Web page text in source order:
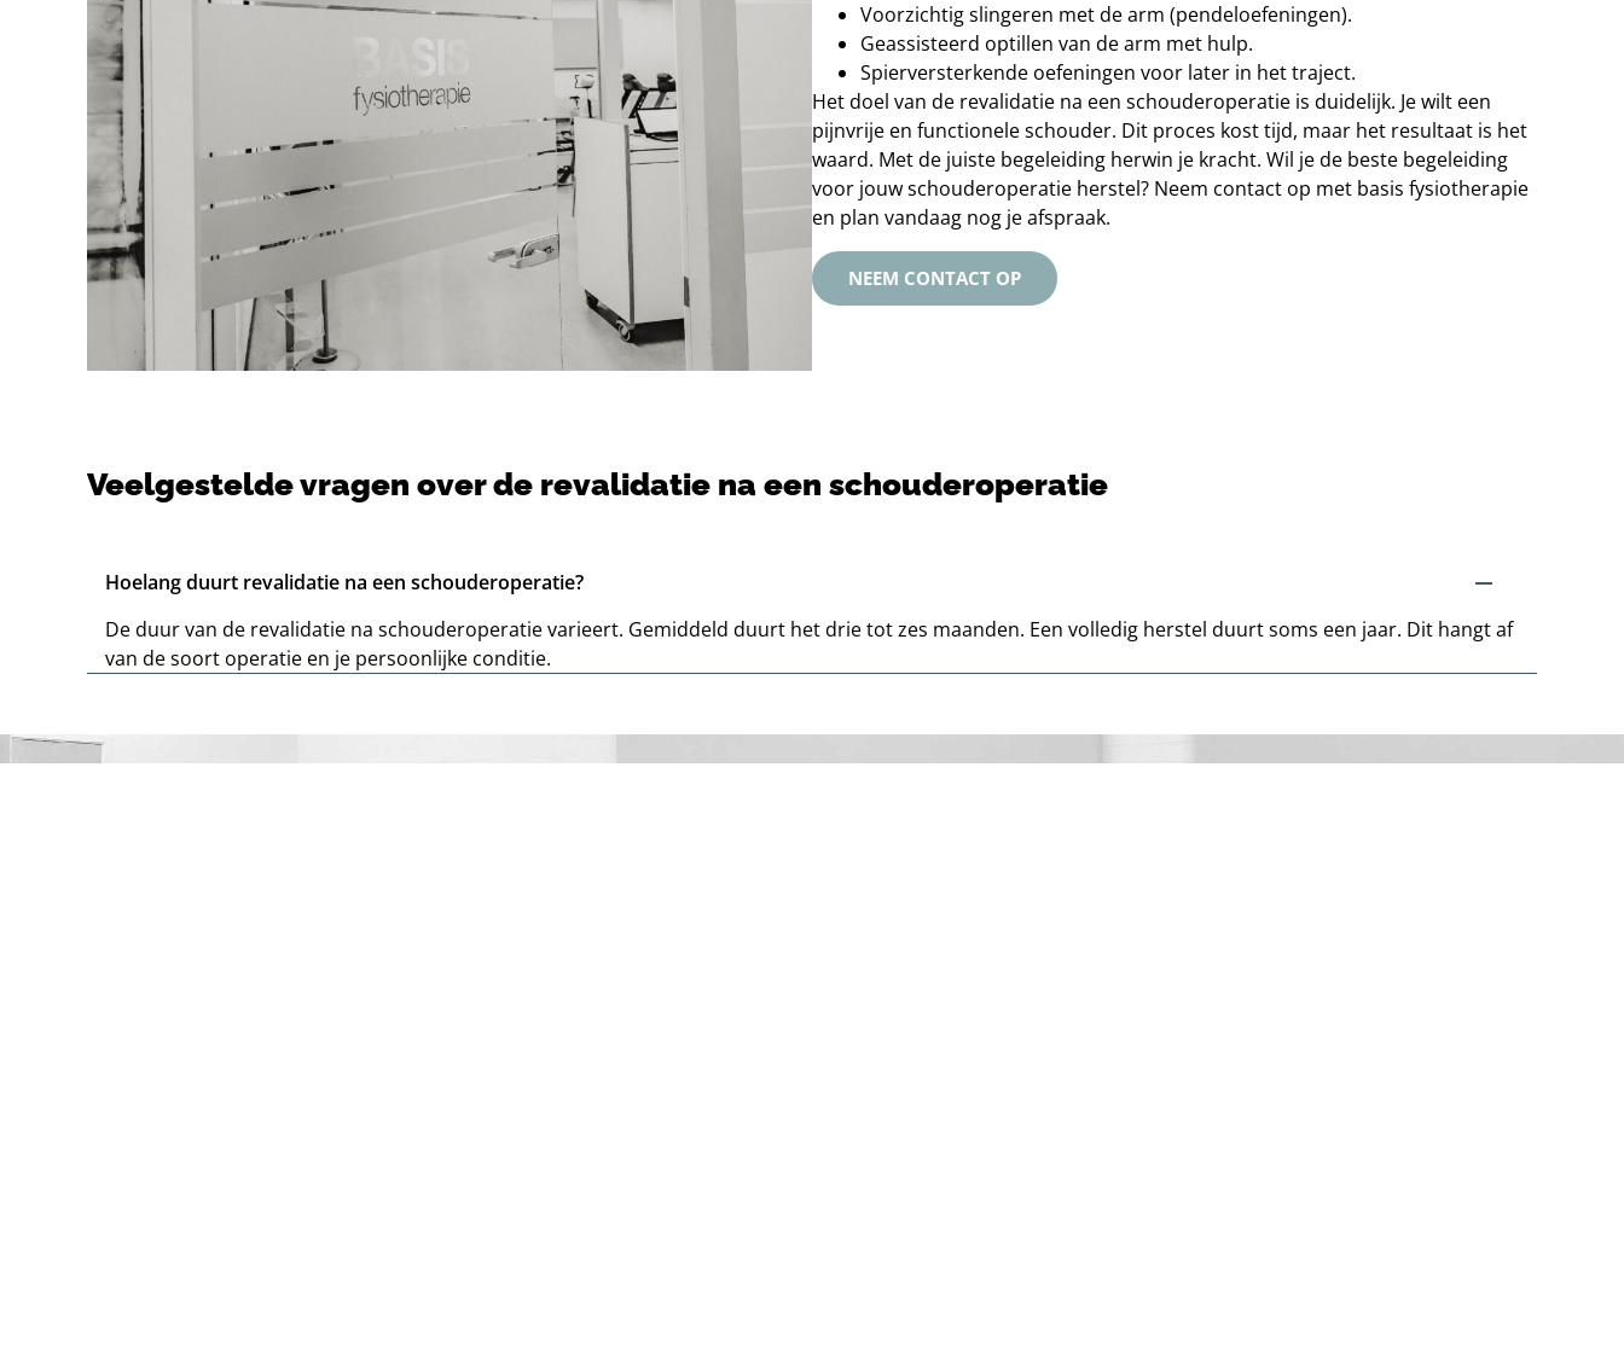
Voorzichtig slingeren met de arm (pendeloefeningen).
Geassisteerd optillen van de arm met hulp.
Spierversterkende oefeningen voor later in het traject.
Het doel van de revalidatie na een schouderoperatie is duidelijk. Je wilt een
pijnvrije en functionele schouder. Dit proces kost tijd, maar het resultaat is het
waard. Met de juiste begeleiding herwin je kracht. Wil je de beste begeleiding
voor jouw schouderoperatie herstel? Neem contact op met basis fysiotherapie
en plan vandaag nog je afspraak.
NEEM CONTACT OP
Veelgestelde vragen over de revalidatie na een schouderoperatie
Hoelang duurt revalidatie na een schouderoperatie?
De duur van de revalidatie na schouderoperatie varieert. Gemiddeld duurt het drie tot zes maanden. Een volledig herstel duurt soms een jaar. Dit hangt af
van de soort operatie en je persoonlijke conditie.